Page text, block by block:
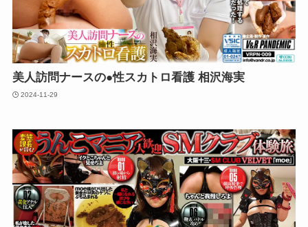
美人訪問ナースの●性スカトロ看護 相沢海実
2024-11-29